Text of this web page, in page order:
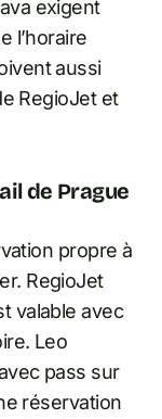
exigent
l’horaire
aussi
RegioJet et
de Prague
propre à
RegioJet
valable avec
Leo
pass sur
réservation